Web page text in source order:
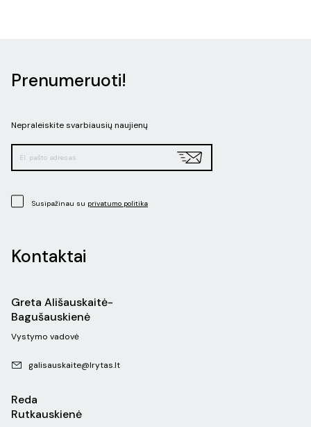
Prenumeruoti!
Nepraleiskite svarbiausių naujienų
Susipažinau su privatumo politika
Kontaktai
Greta Ališauskaitė-
Bagušauskienė
Vystymo vadovė
galisauskaite@lrytas.lt
Reda
Rutkauskienė